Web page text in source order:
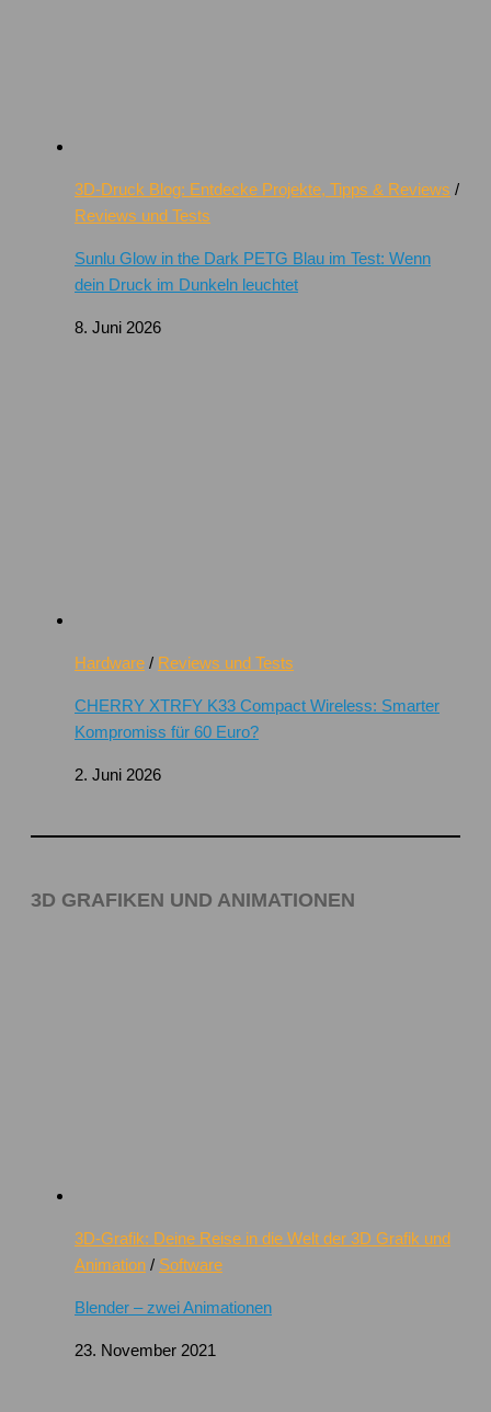
3D-Druck Blog: Entdecke Projekte, Tipps & Reviews /
Reviews und Tests
Sunlu Glow in the Dark PETG Blau im Test: Wenn
dein Druck im Dunkeln leuchtet
8. Juni 2026
Hardware / Reviews und Tests
CHERRY XTRFY K33 Compact Wireless: Smarter
Kompromiss für 60 Euro?
2. Juni 2026
3D GRAFIKEN UND ANIMATIONEN
3D-Grafik: Deine Reise in die Welt der 3D Grafik und
Animation / Software
Blender – zwei Animationen
23. November 2021